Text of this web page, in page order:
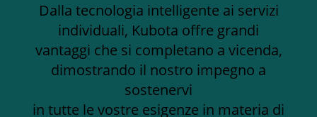
Dalla tecnologia intelligente ai servizi
individuali, Kubota offre grandi
vantaggi che si completano a vicenda,
dimostrando il nostro impegno a
sostenervi
in tutte le vostre esigenze in materia di